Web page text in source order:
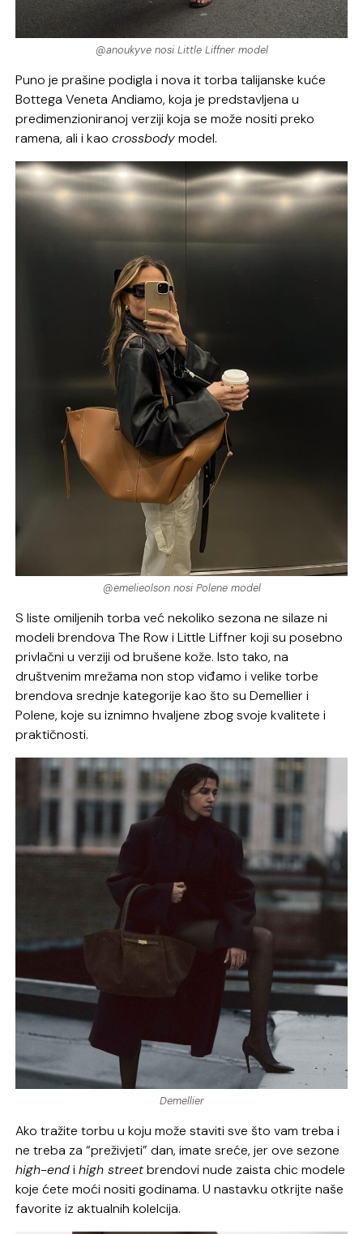
@anoukyve nosi Little Liffner model
Puno je prašine podigla i nova it torba talijanske kuće
Bottega Veneta Andiamo, koja je predstavljena u
predimenzioniranoj verziji koja se može nositi preko
ramena, ali i kaocrossbodymodel.
@emelieolson nosi Polene model
S liste omiljenih torba već nekoliko sezona ne silaze ni
modeli brendova The Row i Little Liffner koji su posebno
privlačni u verziji od brušene kože. Isto tako, na
društvenim mrežama non stop viđamo i velike torbe
brendova srednje kategorije kao što su Demellier i
Polene, koje su iznimno hvaljene zbog svoje kvalitete i
praktičnosti.
Demellier
Ako tražite torbu u koju može staviti sve što vam treba i
ne treba za “preživjeti” dan, imate sreće, jer ove sezone
high-endihigh streetbrendovi nude zaista chic modele
koje ćete moći nositi godinama. U nastavku otkrijte naše
favorite iz aktualnih kolelcija.